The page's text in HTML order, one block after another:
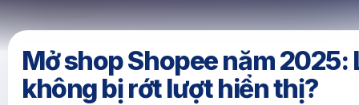
Mở shop Shopee năm 2025:
không bị rớt lượt hiển thị?